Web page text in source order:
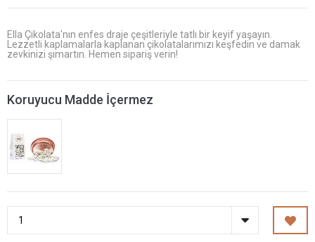
Ella Çikolata'nın enfes draje çeşitleriyle tatlı bir keyif yaşayın.
Lezzetli kaplamalarla kaplanan çikolatalarımızı keşfedin ve damak
zevkinizi şımartın. Hemen sipariş verin!
Koruyucu Madde İçermez